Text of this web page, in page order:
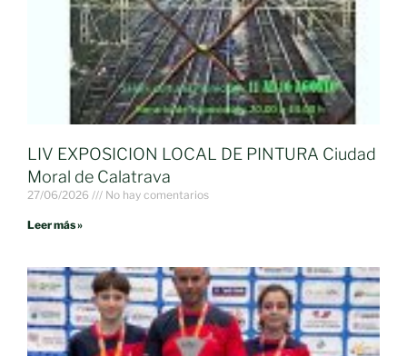
LIV EXPOSICION LOCAL DE PINTURA Ciudad
Moral de Calatrava
27/06/2026 No hay comentarios
Leer más »